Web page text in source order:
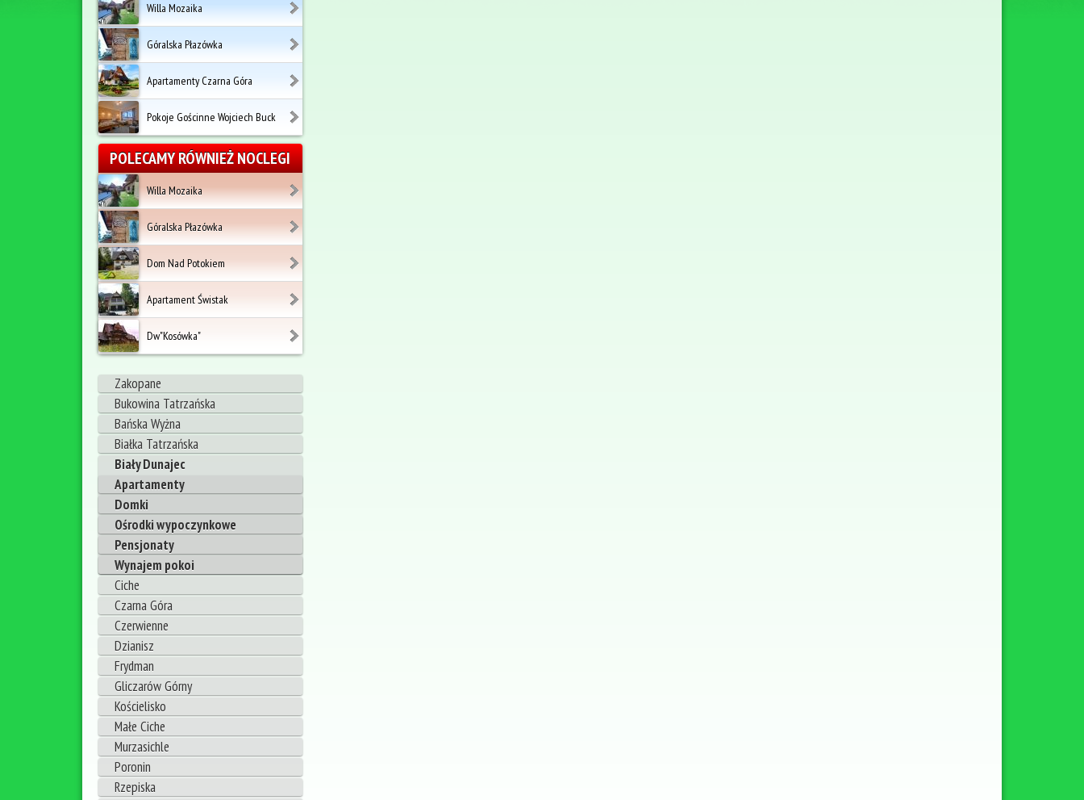
Willa Mozaika
Góralska Płazówka
Apartamenty Czarna Góra
Pokoje Gościnne Wojciech Buck
POLECAMY RÓWNIEŻ NOCLEGI
Willa Mozaika
Góralska Płazówka
Dom Nad Potokiem
Apartament Świstak
Dw"Kosówka"
Zakopane
Bukowina Tatrzańska
Bańska Wyżna
Białka Tatrzańska
Biały Dunajec
Apartamenty
Domki
Ośrodki wypoczynkowe
Pensjonaty
Wynajem pokoi
Ciche
Czarna Góra
Czerwienne
Dzianisz
Frydman
Gliczarów Górny
Kościelisko
Małe Ciche
Murzasichle
Poronin
Rzepiska